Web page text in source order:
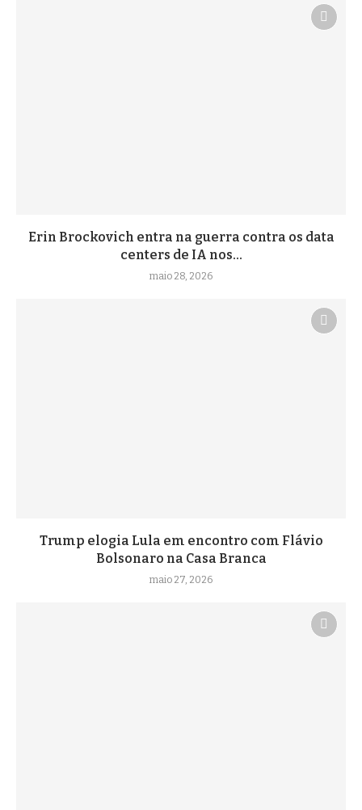
Erin Brockovich entra na guerra contra os data
centers de IA nos...
maio 28, 2026
Trump elogia Lula em encontro com Flávio
Bolsonaro na Casa Branca
maio 27, 2026